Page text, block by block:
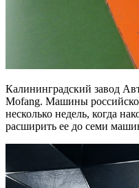
Калининградский завод
Mofang. Машины
несколько недель, когда
расширить ее до семи